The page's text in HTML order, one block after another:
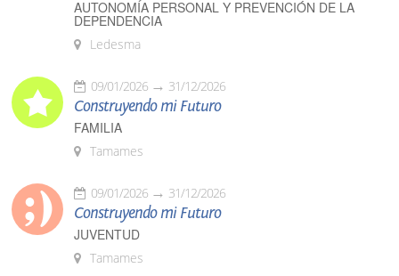
AUTONOMÍA PERSONAL Y PREVENCIÓN DE LA
DEPENDENCIA
Ledesma
09/01/2026 31/12/2026
Construyendo mi Futuro
FAMILIA
Tamames
09/01/2026 31/12/2026
Construyendo mi Futuro
JUVENTUD
Tamames